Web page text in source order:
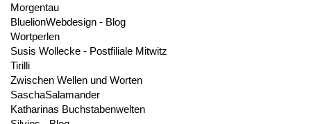
Morgentau
BluelionWebdesign - Blog
Wortperlen
Susis Wollecke - Postfiliale Mitwitz
Tirilli
Zwischen Wellen und Worten
SaschaSalamander
Katharinas Buchstabenwelten